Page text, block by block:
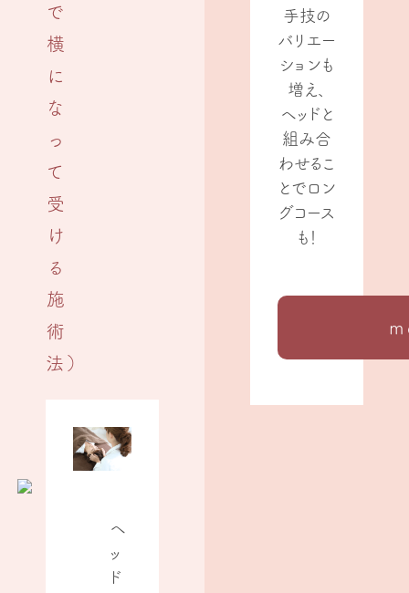
で
横
に
な
っ
て
受
け
る
施
術
法）
ヘ
ッ
ド
手技の
バリエー
ションも
増え、
ヘッドと
組み合
わせるこ
とでロン
グコース
も！